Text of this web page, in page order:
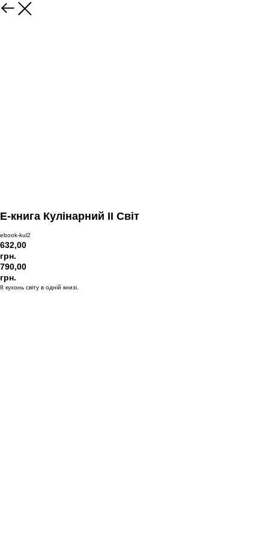
E-книга Кулінарний II Світ
ebook-kul2
632,00
грн.
790,00
грн.
8 кухонь світу в одній книзі.